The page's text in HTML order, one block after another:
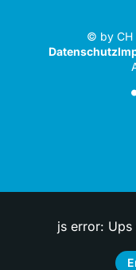
© by CH
Datenschutz
js error: